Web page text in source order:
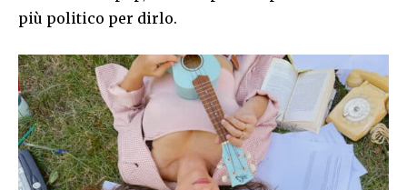
più politico per dirlo.